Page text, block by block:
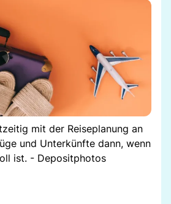
mit der Reiseplanung an
und Unterkünfte dann, wenn
ist. - Depositphotos